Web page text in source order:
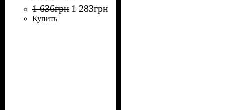
1 636грн 1 283грн
Купить